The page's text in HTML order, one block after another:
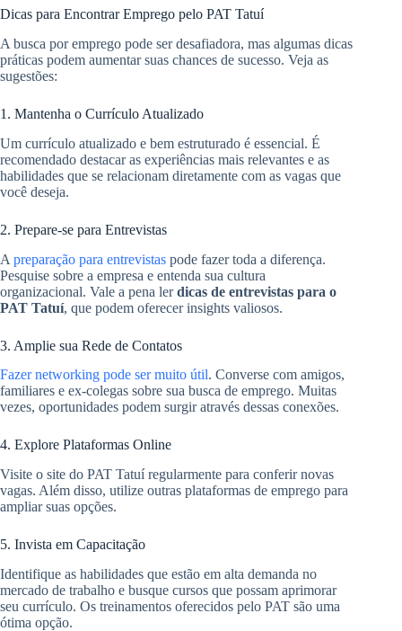
Dicas para Encontrar Emprego pelo PAT Tatuí
A busca por emprego pode ser desafiadora, mas algumas dicas
práticas podem aumentar suas chances de sucesso. Veja as
sugestões:
1. Mantenha o Currículo Atualizado
Um currículo atualizado e bem estruturado é essencial. É
recomendado destacar as experiências mais relevantes e as
habilidades que se relacionam diretamente com as vagas que
você deseja.
2. Prepare-se para Entrevistas
A preparação para entrevistas pode fazer toda a diferença.
Pesquise sobre a empresa e entenda sua cultura
organizacional. Vale a pena lerdicas de entrevistas para o
PAT Tatuí, que podem oferecer insights valiosos.
3. Amplie sua Rede de Contatos
Fazer networking pode ser muito útil. Converse com amigos,
familiares e ex-colegas sobre sua busca de emprego. Muitas
vezes, oportunidades podem surgir através dessas conexões.
4. Explore Plataformas Online
Visite o site do PAT Tatuí regularmente para conferir novas
vagas. Além disso, utilize outras plataformas de emprego para
ampliar suas opções.
5. Invista em Capacitação
Identifique as habilidades que estão em alta demanda no
mercado de trabalho e busque cursos que possam aprimorar
seu currículo. Os treinamentos oferecidos pelo PAT são uma
ótima opção.